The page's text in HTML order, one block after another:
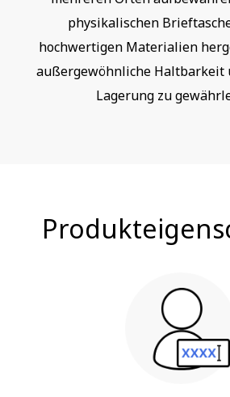
physikalischen
hochwertigen Materialien
außergewöhnliche Haltbarkeit
Lagerung zu